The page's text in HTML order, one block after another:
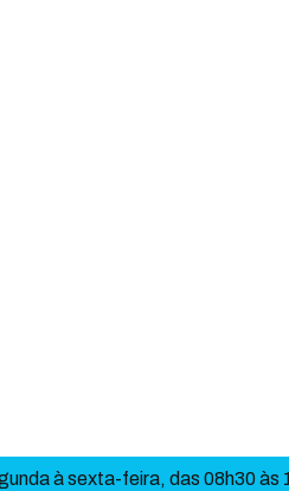
à sexta-feira, das 08h30 às